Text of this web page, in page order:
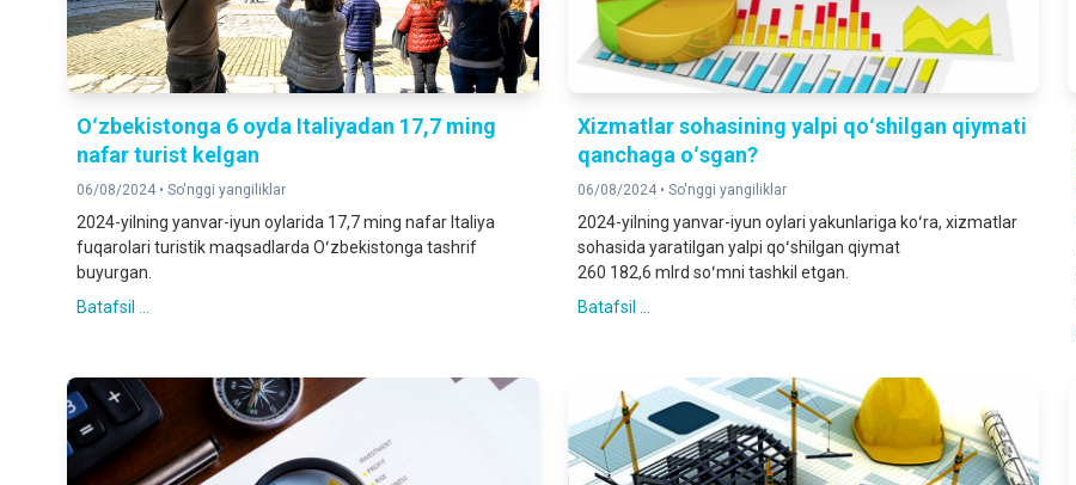
Oʻzbekistonga 6 oyda Italiyadan 17,7 ming
nafar turist kelgan
06/08/2024 • So'nggi yangiliklar
2024-yilning yanvar-iyun oylarida 17,7 ming nafar Italiya
fuqarolari turistik maqsadlarda Oʻzbekistonga tashrif
buyurgan.
Batafsil ...
Xizmatlar sohasining yalpi qoʻshilgan qiymati
qanchaga oʻsgan?
06/08/2024 • So'nggi yangiliklar
2024-yilning yanvar-iyun oylari yakunlariga koʻra, xizmatlar
sohasida yaratilgan yalpi qoʻshilgan qiymat
260 182,6 mlrd soʻmni tashkil etgan.
Batafsil ...